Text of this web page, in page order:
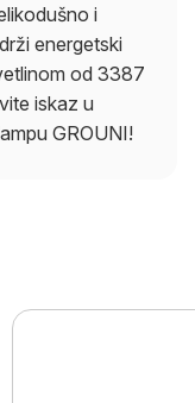
i
energetski
od 3387
iskaz u
GROUNI!